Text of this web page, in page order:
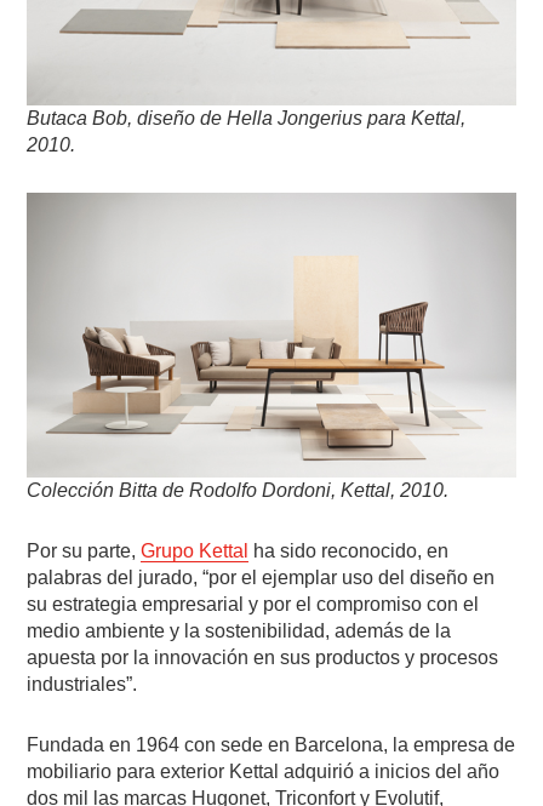
Butaca Bob, diseño de Hella Jongerius para Kettal,
2010.
Colección Bitta de Rodolfo Dordoni, Kettal, 2010.
Por su parte,Grupo Kettal
ha sido reconocido, en
palabras del jurado, “por el ejemplar uso del diseño en
su estrategia empresarial y por el compromiso con el
medio ambiente y la sostenibilidad, además de la
apuesta por la innovación en sus productos y procesos
industriales”.
Fundada en 1964 con sede en Barcelona, la empresa de
mobiliario para exterior Kettal adquirió a inicios del año
dos mil las marcas Hugonet, Triconfort y Evolutif,